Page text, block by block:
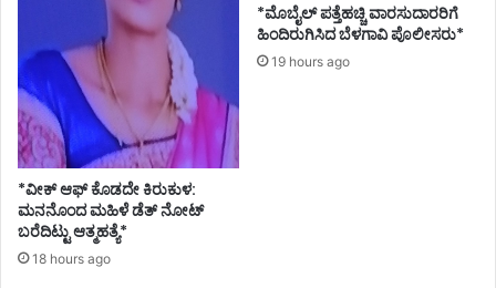
*ವೀಕ್ ಆಫ್ ಕೊಡದೇ ಕಿರುಕುಳ:
ಮನನೊಂದ ಮಹಿಳೆ ಡೆತ್ ನೋಟ್
ಬರೆದಿಟ್ಟು ಆತ್ಮಹತ್ಯೆ*
18 hours ago
*ಮೊಬೈಲ್ ಪತ್ತೆಹಚ್ಚಿ ವಾರಸುದಾರರಿಗೆ
ಹಿಂದಿರುಗಿಸಿದ ಬೆಳಗಾವಿ ಪೊಲೀಸರು*
19 hours ago